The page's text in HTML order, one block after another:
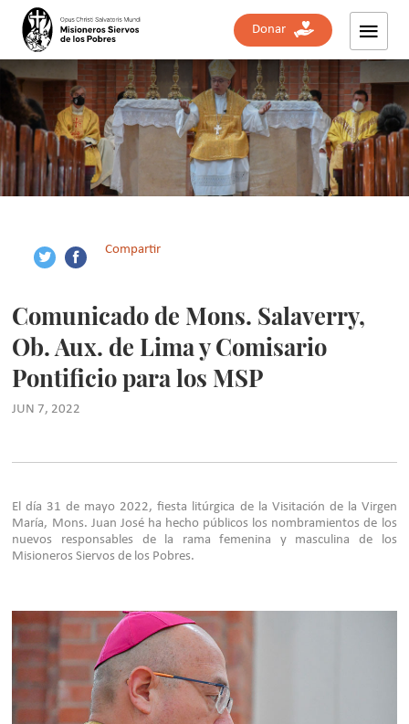
Donar
Compartir
Comunicado de Mons. Salaverry,
Ob. Aux. de Lima y Comisario
Pontificio para los MSP
JUN 7, 2022
El día 31 de mayo 2022, fiesta litúrgica de la Visitación de la Virgen
María, Mons. Juan José ha hecho públicos los nombramientos de los
nuevos responsables de la rama femenina y masculina de los
Misioneros Siervos de los Pobres.